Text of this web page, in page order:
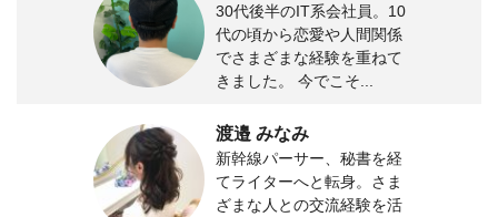
30代後半のIT系会社員。10
代の頃から恋愛や人間関係
でさまざまな経験を重ねて
きました。 今でこそ...
渡邉 みなみ
新幹線パーサー、秘書を経
てライターへと転身。さま
ざまな人との交流経験を活